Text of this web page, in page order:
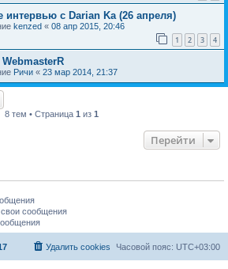
интервью с Darian Ka (26 апреля)
kenzed « 08 апр 2015, 20:46
1 2 3 4
Ричи « 23 мар 2014, 21:37
8 тем • Страница 1 из 1
Перейти
свои сообщения
Часовой пояс: UTC+03:00
Удалить cookies